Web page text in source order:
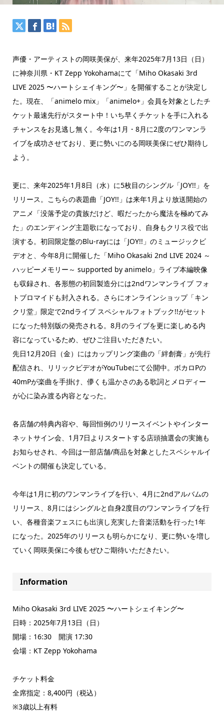
声優・アーティストの岡咲美保が、来年2025年7月13日（日）
に神奈川県・KT Zepp Yokohamaにて「Miho Okasaki 3rd
LIVE 2025 〜ハートシェイキング〜」を開催することが決定し
た。現在、「animelo mix」「animelo+」会員を対象としたチ
ケット最速先行がスタート中！いち早くチケットを手に入れる
チャンスをお見逃し無く。今年は1月・8月に2度のワンマンラ
イブを成功させており、更に勢いにのる岡咲美保にぜひ期待し
よう。
更に、来年2025年1月8日（水）に5枚目のシングル「JOY!!」を
リリース。こちらの表題曲「JOY!!」は来年1月より放送開始の
アニメ「没落予定の貴族だけど、暇だったから魔法を極めてみ
た」のエンディング主題歌になっており、自身もクリス役で出
演する。初回限定盤のBlu-rayには「JOY!!」のミュージックビ
デオと、今年8月に開催した「Miho Okasaki 2nd LIVE 2024 ～
ハッピーメモリー～ supported by animelo」ライブ本編映像
も収録され、各形態の初回製造分には2ndワンマンライブ フォ
トブロマイドも封入される。さらにオンラインショップ「キン
クリ堂」限定で2ndライブ スペシャルフォトブック!!がセット
になった特別版の発売される。8月のライブを更に楽しめる内
容になっているため、ぜひご注目いただきたい。
先日12月20日（金）にはカップリング楽曲の「絆創膏」が先行
配信され、リリックビデオがYouTubeにて公開中。ボカロPの
40mPが楽曲を手掛け、儚くも温かさのある歌詞とメロディー
が心に染み渡る内容となった。
各店舗の特典内容や、毎回恒例のリリースイベントやインター
ネットサイン会、1月7日よりスタートする店頭抽選会の実施も
お知らせされ、今回は一部店舗/商品を対象としたスペシャルイ
ベントの開催も決定している。
今年は1月に初のワンマンライブを行い、4月に2ndアルバムの
リリース、8月にはシングルと自身2度目のワンマンライブを行
い、各種音楽フェスにも出演し充実した音楽活動を行った1年
になった。2025年のリリースも明らかになり、更に勢いを増し
ていく岡咲美保に今後もぜひご期待いただきたい。
Information
Miho Okasaki 3rd LIVE 2025 〜ハートシェイキング〜
日時：2025年7月13日（日）
開場：16:30 開演 17:30
会場：KT Zepp Yokohama
チケット料金
全席指定：8,400円（税込）
※3歳以上有料